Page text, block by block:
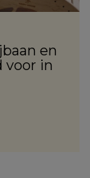
en
voor in